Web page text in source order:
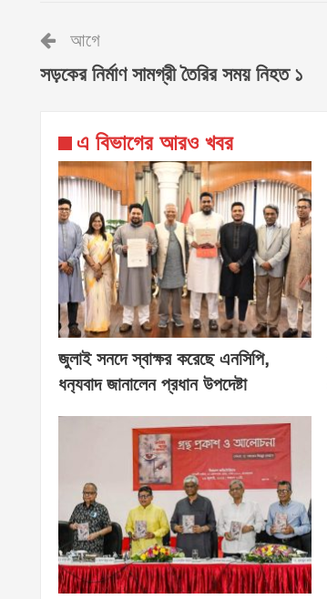
আগে
সড়কের নির্মাণ সামগ্রী তৈরির সময় নিহত ১
এ বিভাগের আরও খবর
জুলাই সনদে স্বাক্ষর করেছে এনসিপি,
ধন‍্যবাদ জানালেন প্রধান উপদেষ্টা